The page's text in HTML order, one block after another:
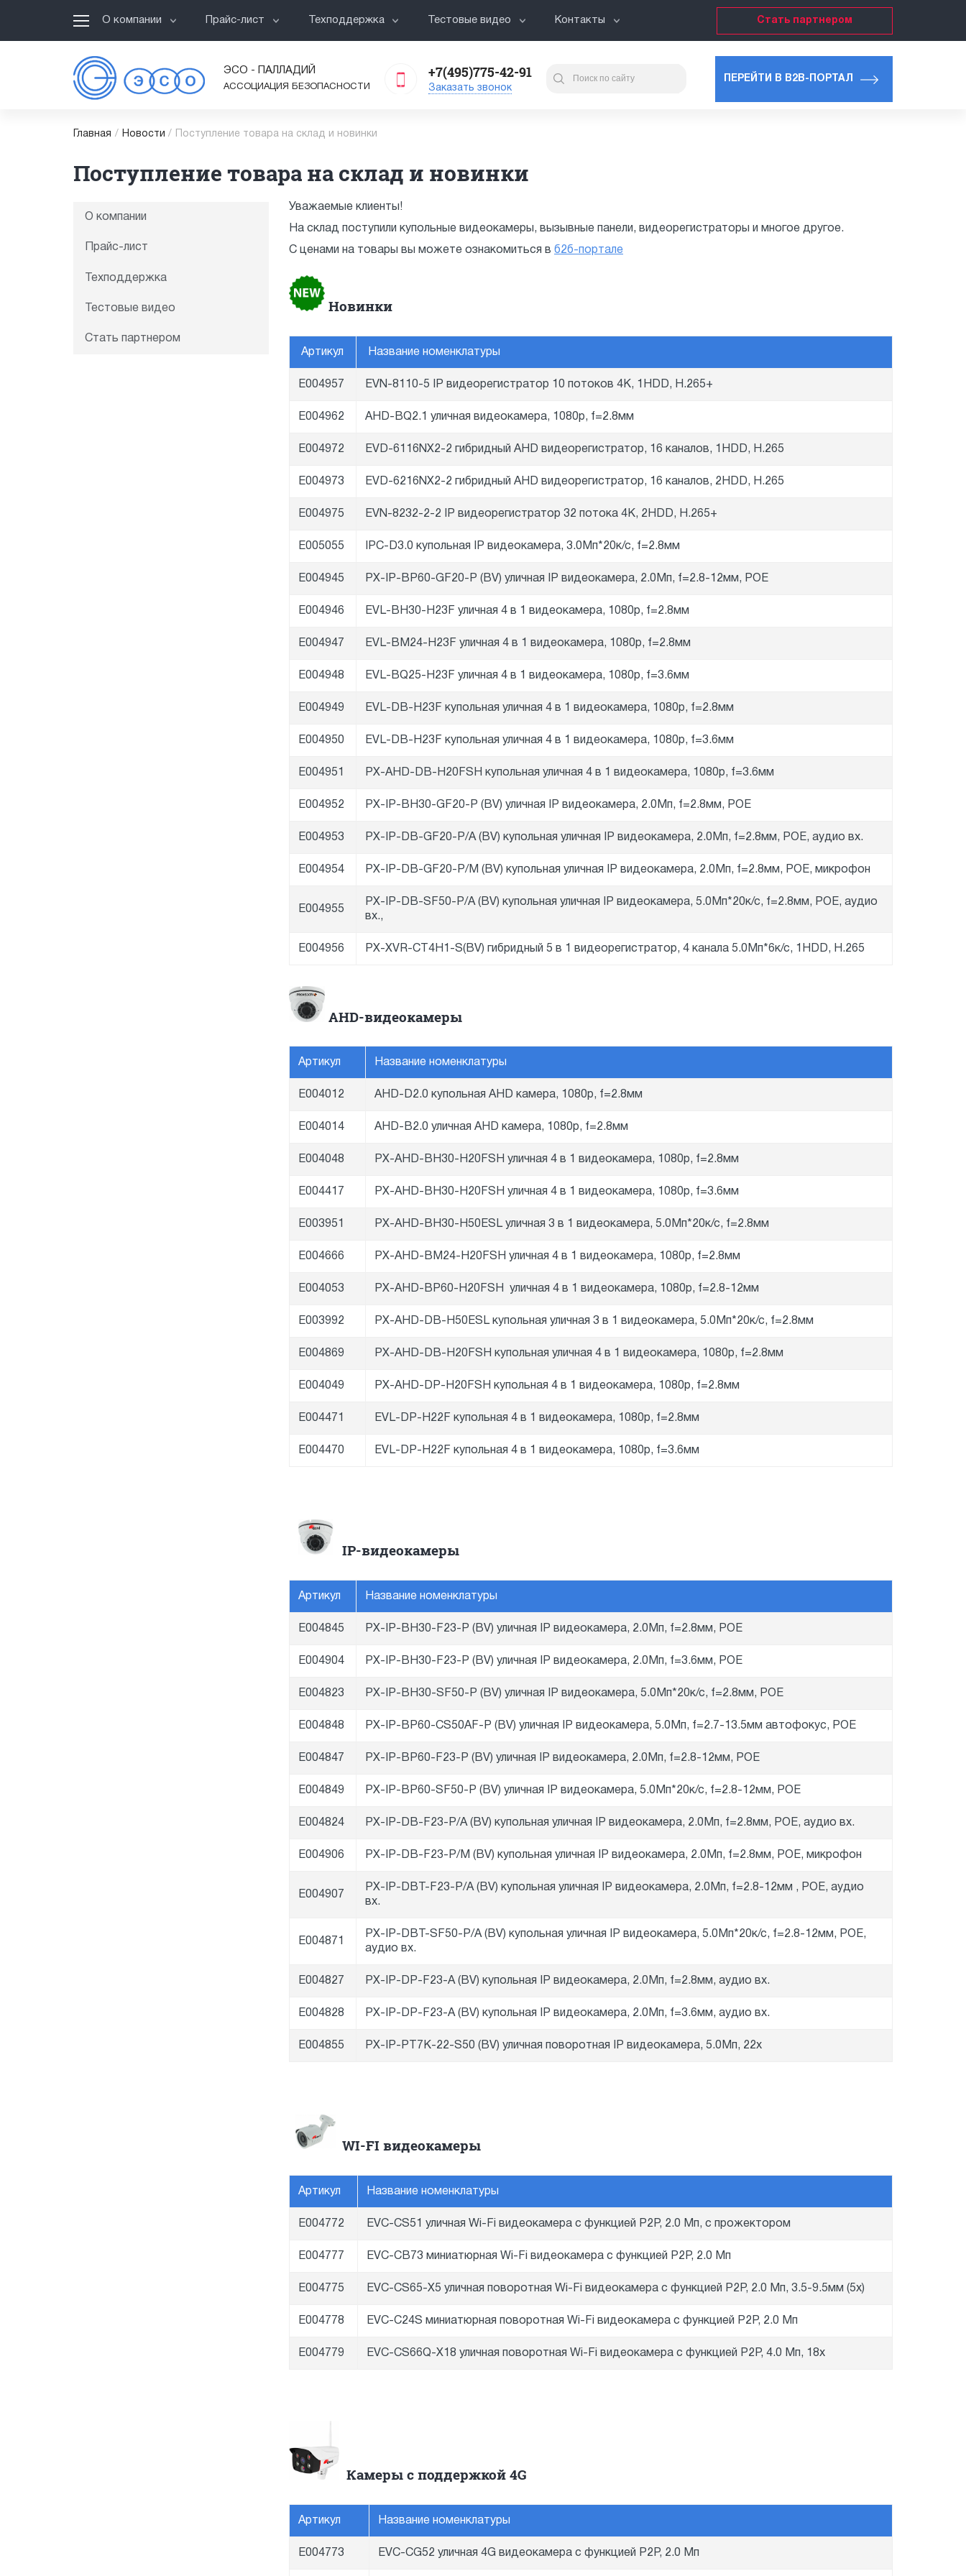
О компании Прайс-лист Техподдержка Тестовые видео Контакты Стать партнером
ЭСО - ПАЛЛАДИЙ
АССОЦИАЦИЯ БЕЗОПАСНОСТИ
+7(495)775-42-91
Заказать звонок
ПЕРЕЙТИ В B2B-ПОРТАЛ
Главная / Новости / Поступление товара на склад и новинки
Поступление товара на склад и новинки
О компании
Прайс-лист
Техподдержка
Тестовые видео
Стать партнером
Уважаемые клиенты!
На склад поступили купольные видеокамеры, вызывные панели, видеорегистраторы и многое другое.
С ценами на товары вы можете ознакомиться в б2б-портале
Новинки
Артикул Название номенклатуры
E004957 EVN-8110-5 IP видеорегистратор 10 потоков 4K, 1HDD, H.265+
E004962 AHD-BQ2.1 уличная видеокамера, 1080p, f=2.8мм
E004972 EVD-6116NX2-2 гибридный AHD видеорегистратор, 16 каналов, 1HDD, H.265
E004973 EVD-6216NX2-2 гибридный AHD видеорегистратор, 16 каналов, 2HDD, H.265
E004975 EVN-8232-2-2 IP видеорегистратор 32 потока 4K, 2HDD, H.265+
E005055 IPC-D3.0 купольная IP видеокамера, 3.0Мп*20к/с, f=2.8мм
E004945 PX-IP-BP60-GF20-P (BV) уличная IP видеокамера, 2.0Мп, f=2.8-12мм, POE
E004946 EVL-BH30-H23F уличная 4 в 1 видеокамера, 1080p, f=2.8мм
E004947 EVL-BM24-H23F уличная 4 в 1 видеокамера, 1080p, f=2.8мм
E004948 EVL-BQ25-H23F уличная 4 в 1 видеокамера, 1080p, f=3.6мм
E004949 EVL-DB-H23F купольная уличная 4 в 1 видеокамера, 1080p, f=2.8мм
E004950 EVL-DB-H23F купольная уличная 4 в 1 видеокамера, 1080p, f=3.6мм
E004951 PX-AHD-DB-H20FSH купольная уличная 4 в 1 видеокамера, 1080p, f=3.6мм
E004952 PX-IP-BH30-GF20-P (BV) уличная IP видеокамера, 2.0Мп, f=2.8мм, POE
E004953 PX-IP-DB-GF20-P/A (BV) купольная уличная IP видеокамера, 2.0Мп, f=2.8мм, POE, аудио вх.
E004954 PX-IP-DB-GF20-P/M (BV) купольная уличная IP видеокамера, 2.0Мп, f=2.8мм, POE, микрофон
E004955
PX-IP-DB-SF50-P/A (BV) купольная уличная IP видеокамера, 5.0Мп*20к/с, f=2.8мм, POE, аудио
вх.,
E004956 PX-XVR-CT4H1-S(BV) гибридный 5 в 1 видеорегистратор, 4 канала 5.0Мп*6к/с, 1HDD, H.265
АНD-видеокамеры
Артикул Название номенклатуры
E004012 AHD-D2.0 купольная AHD камера, 1080p, f=2.8мм
E004014 AHD-B2.0 уличная AHD камера, 1080p, f=2.8мм
E004048 PX-AHD-BH30-H20FSH уличная 4 в 1 видеокамера, 1080p, f=2.8мм
E004417 PX-AHD-BH30-H20FSH уличная 4 в 1 видеокамера, 1080p, f=3.6мм
E003951 PX-AHD-BH30-H50ESL уличная 3 в 1 видеокамера, 5.0Мп*20к/с, f=2.8мм
E004666 PX-AHD-BM24-H20FSH уличная 4 в 1 видеокамера, 1080p, f=2.8мм
E004053 PX-AHD-BP60-H20FSH уличная 4 в 1 видеокамера, 1080p, f=2.8-12мм
E003992 PX-AHD-DB-H50ESL купольная уличная 3 в 1 видеокамера, 5.0Мп*20к/с, f=2.8мм
E004869 PX-AHD-DB-H20FSH купольная уличная 4 в 1 видеокамера, 1080p, f=2.8мм
E004049 PX-AHD-DP-H20FSH купольная 4 в 1 видеокамера, 1080p, f=2.8мм
E004471 EVL-DP-H22F купольная 4 в 1 видеокамера, 1080p, f=2.8мм
E004470 EVL-DP-H22F купольная 4 в 1 видеокамера, 1080p, f=3.6мм
IP-видеокамеры
Артикул Название номенклатуры
E004845 PX-IP-BH30-F23-P (BV) уличная IP видеокамера, 2.0Мп, f=2.8мм, POE
E004904 PX-IP-BH30-F23-P (BV) уличная IP видеокамера, 2.0Мп, f=3.6мм, POE
E004823 PX-IP-BH30-SF50-P (BV) уличная IP видеокамера, 5.0Мп*20к/с, f=2.8мм, POE
E004848 PX-IP-BP60-CS50AF-P (BV) уличная IP видеокамера, 5.0Мп, f=2.7-13.5мм автофокус, POE
E004847 PX-IP-BP60-F23-P (BV) уличная IP видеокамера, 2.0Мп, f=2.8-12мм, POE
E004849 PX-IP-BP60-SF50-P (BV) уличная IP видеокамера, 5.0Мп*20к/с, f=2.8-12мм, POE
E004824 PX-IP-DB-F23-P/A (BV) купольная уличная IP видеокамера, 2.0Мп, f=2.8мм, POE, аудио вх.
E004906 PX-IP-DB-F23-P/M (BV) купольная уличная IP видеокамера, 2.0Мп, f=2.8мм, POE, микрофон
E004907
PX-IP-DBT-F23-P/A (BV) купольная уличная IP видеокамера, 2.0Мп, f=2.8-12мм , POE, аудио
вх.
E004871
PX-IP-DBT-SF50-P/A (BV) купольная уличная IP видеокамера, 5.0Мп*20к/с, f=2.8-12мм, POE,
аудио вх.
E004827 PX-IP-DP-F23-A (BV) купольная IP видеокамера, 2.0Мп, f=2.8мм, аудио вх.
E004828 PX-IP-DP-F23-A (BV) купольная IP видеокамера, 2.0Мп, f=3.6мм, аудио вх.
E004855 PX-IP-PT7K-22-S50 (BV) уличная поворотная IP видеокамера, 5.0Мп, 22x
WI-FI видеокамеры
Артикул Название номенклатуры
E004772 EVC-CS51 уличная Wi-Fi видеокамера с функцией P2P, 2.0 Мп, с прожектором
E004777 EVC-CB73 миниатюрная Wi-Fi видеокамера с функцией P2P, 2.0 Мп
E004775 EVC-CS65-X5 уличная поворотная Wi-Fi видеокамера с функцией P2P, 2.0 Мп, 3.5-9.5мм (5x)
E004778 EVC-C24S миниатюрная поворотная Wi-Fi видеокамера с функцией P2P, 2.0 Мп
E004779 EVC-CS66Q-X18 уличная поворотная Wi-Fi видеокамера с функцией P2P, 4.0 Мп, 18x
Камеры с поддержкой 4G
Артикул Название номенклатуры
E004773 EVC-CG52 уличная 4G видеокамера с функцией P2P, 2.0 Мп